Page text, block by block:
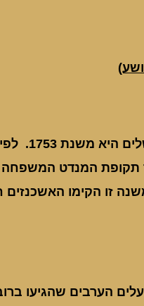
מוצאה של משפחת פרנס
הקבורה בירושלים בהר הזיתים 30 שנה כלומר בערך
הם קברו את כולם אבל משנה זו
הערבים שהגיעו